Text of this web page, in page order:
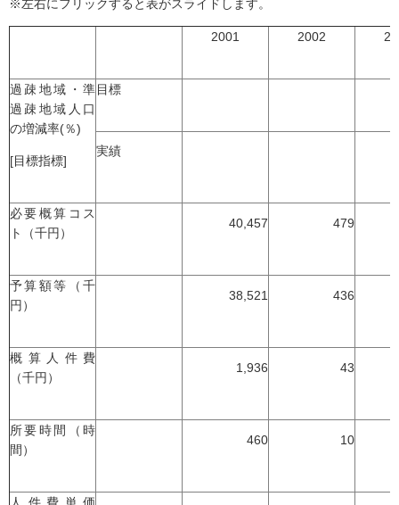
※左右にフリックすると表がスライドします。
2001 2002
過疎地域・準
過疎地域人口
の増減率(％)
[目標指標]
目標
実績
必要概算コス
ト（千円）
40,457 479
予算額等（千
円）
38,521 436
概算人件費
（千円）
1,936 43
所要時間（時
間）
460 10